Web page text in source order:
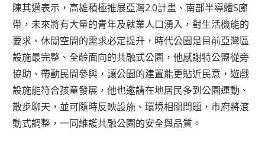
陳其邁表示，高雄積極推展亞灣2.0計畫、南部半導體S廊
帶，未來將有大量的青年及就業人口湧入，對生活機能的
要求、休閒空間的需求必定提升，時代公園是目前亞灣區
設施最完整、全齡面向的共融式公園，他感謝特公盟從旁
協助、帶動民間參與，讓公園的建置能更貼近民意，遊戲
設施能符合孩童發展，他也邀請在地居民多到公園運動、
散步聊天，並可隨時反映設施、環境相關問題，市府將滾
動式調整，一同維護共融公園的安全與品質。